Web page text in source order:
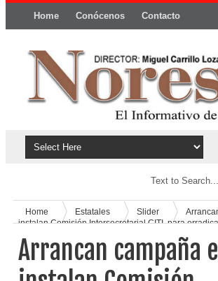
Home Conócenos Contacto
Home Estatales Slider
instalan Comisión Intersecretarial CITI, para
Arrancan campaña e